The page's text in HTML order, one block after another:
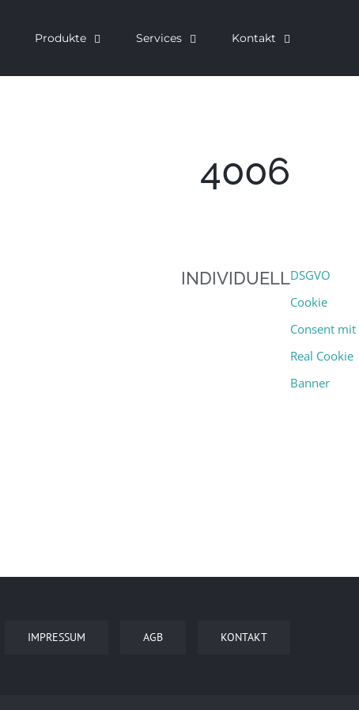
Produkte Services Kontakt
4006
INDIVIDUELL
KONTAKT
AGB
IMPRESSUM
DSGVO
Cookie
Consent mit
Real Cookie
Banner